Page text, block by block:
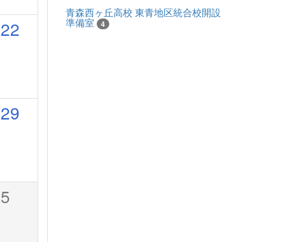
22
29
5
青森西ヶ丘高校 東青地区統合校開設
準備室 4